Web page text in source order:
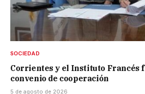
SOCIEDAD
Corrientes y el Instituto Francés
convenio de cooperación
5 de agosto de 2026